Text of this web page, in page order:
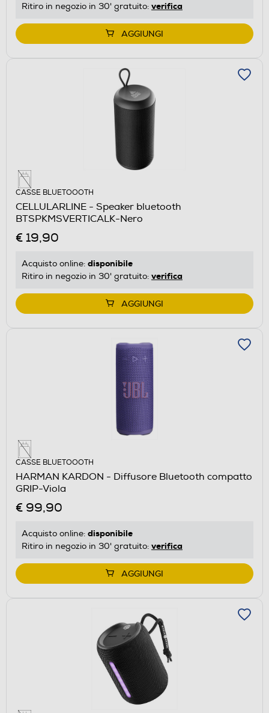
Ritiro in negozio in 30' gratuito: verifica
AGGIUNGI
CASSE BLUETOOOTH
CELLULARLINE - Speaker bluetooth
BTSPKMSVERTICALK-Nero
€ 19,90
Acquisto online: disponibile
Ritiro in negozio in 30' gratuito: verifica
AGGIUNGI
CASSE BLUETOOOTH
HARMAN KARDON - Diffusore Bluetooth compatto
GRIP-Viola
€ 99,90
Acquisto online: disponibile
Ritiro in negozio in 30' gratuito: verifica
AGGIUNGI